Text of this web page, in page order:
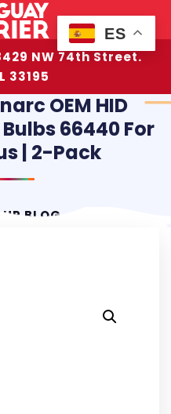
NW 74th Street.
33195
OEM HID
66440 For
| 2-Pack
BLOG
ES